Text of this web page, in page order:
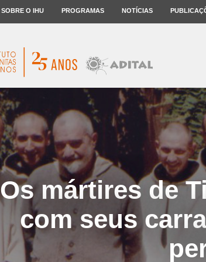
SOBRE O IHU PROGRAMAS NOTÍCIAS
Os mártires de
com seus